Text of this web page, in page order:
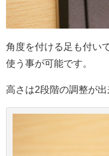
角度を付ける足も付い
使う事が可能です。
高さは2段階の調整が出